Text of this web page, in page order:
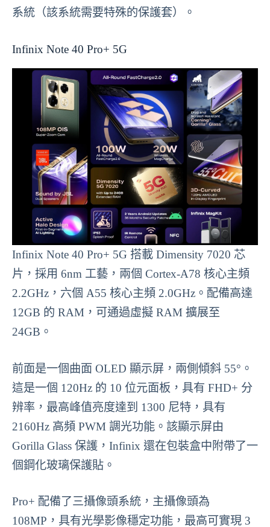
系統（該系統需要特殊的保護套）。
Infinix Note 40 Pro+ 5G
Infinix Note 40 Pro+ 5G 搭載 Dimensity 7020 芯
片，採用 6nm 工藝，兩個 Cortex-A78 核心主頻
2.2GHz，六個 A55 核心主頻 2.0GHz。配備高達
12GB 的 RAM，可通過虛擬 RAM 擴展至
24GB。
前面是一個曲面 OLED 顯示屏，兩側傾斜 55°。
這是一個 120Hz 的 10 位元面板，具有 FHD+ 分
辨率，最高峰值亮度達到 1300 尼特，具有
2160Hz 高頻 PWM 調光功能。該顯示屏由
Gorilla Glass 保護，Infinix 還在包裝盒中附帶了一
個鋼化玻璃保護貼。
Pro+ 配備了三攝像頭系統，主攝像頭為
108MP，具有光學影像穩定功能，最高可實現 3